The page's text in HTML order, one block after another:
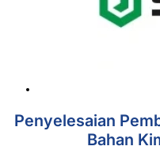
Penyelesaian
Bahan